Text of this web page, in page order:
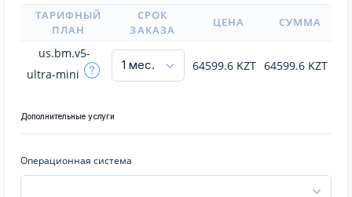
ТАРИФНЫЙ
ПЛАН
СРОК
ЗАКАЗА
ЦЕНА СУММА
us.bm.v5-
ultra-mini
64599.6 KZT 64599.6 KZT
Дополнительные услуги
Операционная система